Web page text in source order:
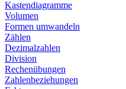
Kastendiagramme
Volumen
Formen umwandeln
Zählen
Dezimalzahlen
Division
Rechenübungen
Zahlenbeziehungen